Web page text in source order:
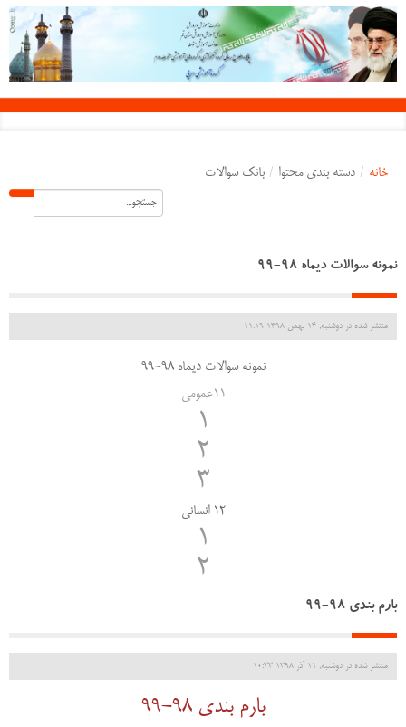
خانه / دسته بندی محتوا / بانک سوالات
نمونه سوالات دیماه 98-99
منتشر شده در دوشنبه, 14 بهمن 1398 11:19
نمونه سوالات دیماه 98-99
11عمومی
1
2
3
12 انسانی
1
2
بارم بندی 98-99
منتشر شده در دوشنبه, 11 آذر 1398 10:33
بارم بندی 98-99